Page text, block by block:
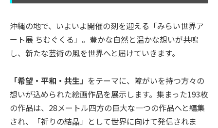
沖縄の地で、いよいよ開催の刻を迎える「みらい世界ア
ート展 ちむぐくる」。豊かな自然と温かな想いが共鳴
し、新たな芸術の風を世界へと届けていきます。
「希望・平和・共生」 をテーマに、障がいを持つ方々の
想いが込められた絵画作品を展示します。集まった193枚
の作品は、28メートル四方の巨大な一つの作品へと編集
され、「祈りの結晶」として世界に向けて発信されま